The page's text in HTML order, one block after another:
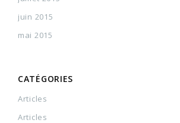
juin 2015
mai 2015
CATÉGORIES
Articles
Articles